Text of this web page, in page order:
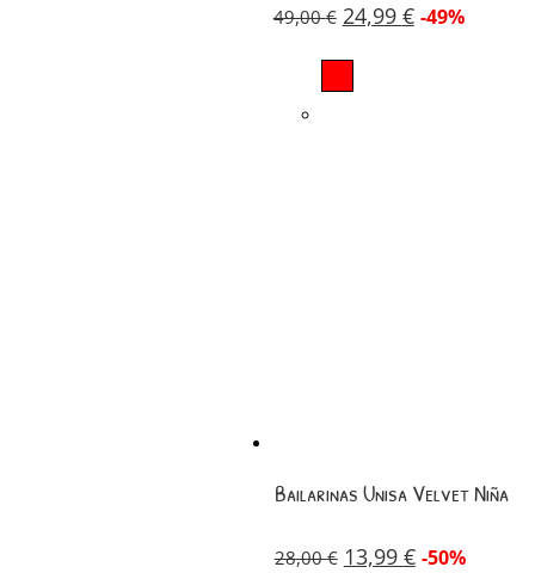
49,00€ 24,99 € -49%
Bailarinas Unisa Velvet Niña
28,00€ 13,99 € -50%